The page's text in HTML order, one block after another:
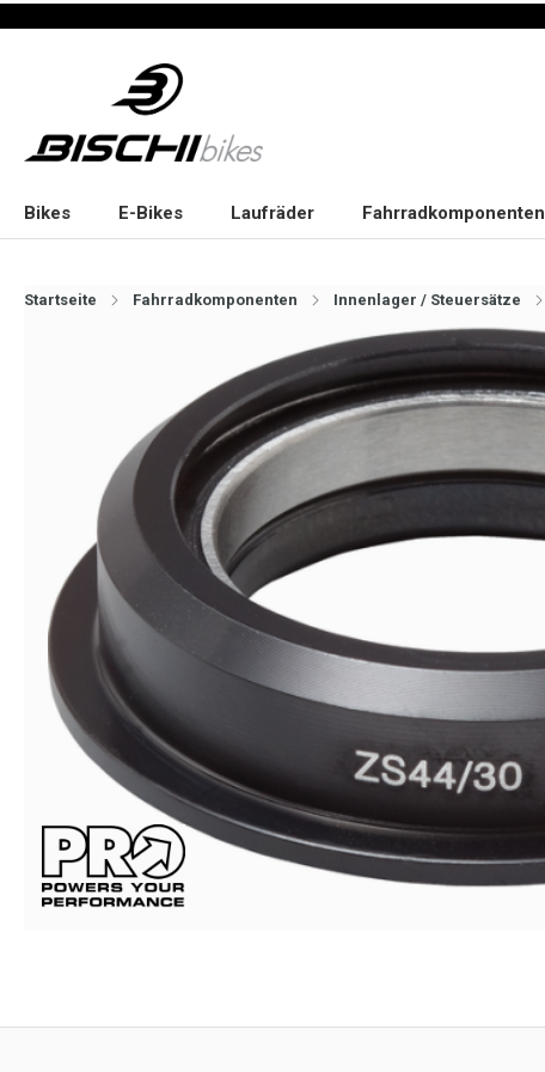
Bikes E-Bikes Laufräder Fahrradkomponenten
Startseite Fahrradkomponenten Innenlager / Steuersätze